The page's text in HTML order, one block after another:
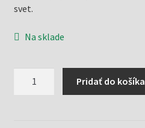
svet.
Na sklade
Pridať do košíka